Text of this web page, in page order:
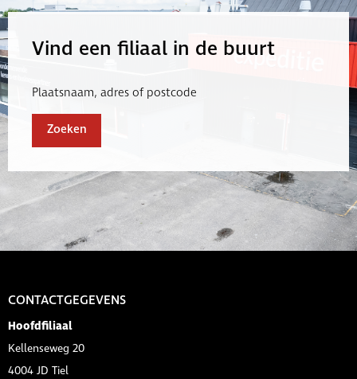
Vind een filiaal in de buurt
Plaatsnaam, adres of postcode
Zoeken
CONTACTGEGEVENS
Hoofdfiliaal
Kellenseweg 20
4004 JD Tiel